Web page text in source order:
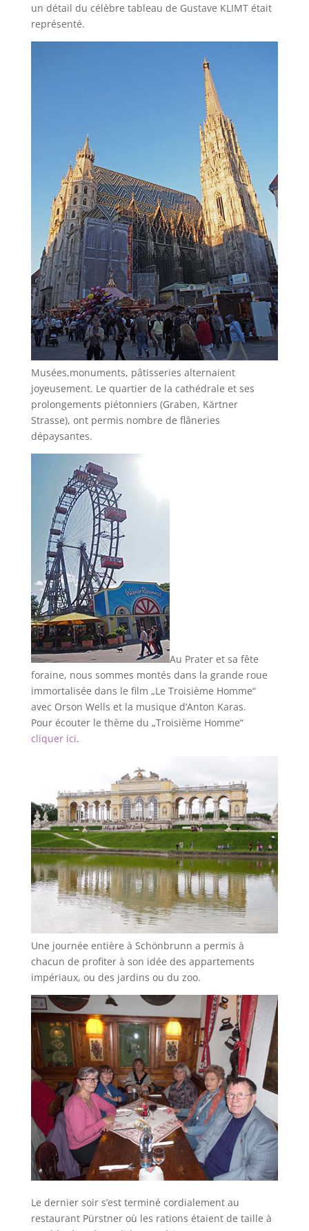
un détail du célèbre tableau de Gustave KLIMT était
représenté.
Musées,monuments, pâtisseries alternaient
joyeusement. Le quartier de la cathédrale et ses
prolongements piétonniers (Graben, Kärtner
Strasse), ont permis nombre de flâneries
dépaysantes.
Au Prater et sa fête
foraine, nous sommes montés dans la grande roue
immortalisée dans le film „Le Troisième Homme“
avec Orson Wells et la musique d’Anton Karas.
Pour écouter le thème du „Troisième Homme“
cliquer ici.
Une journée entière à Schönbrunn a permis à
chacun de profiter à son idée des appartements
impériaux, ou des jardins ou du zoo.
Le dernier soir s’est terminé cordialement au
restaurant Pürstner où les rations étaient de taille à